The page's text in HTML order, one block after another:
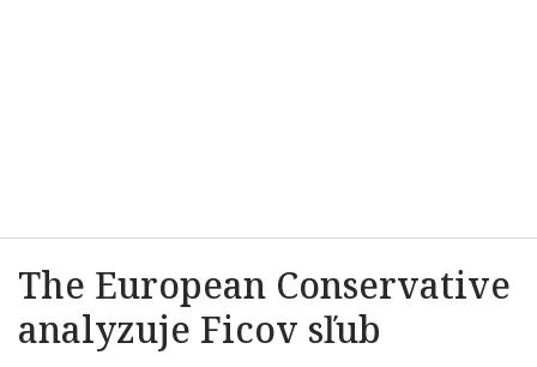
The European Conservative
analyzuje Ficov sľub